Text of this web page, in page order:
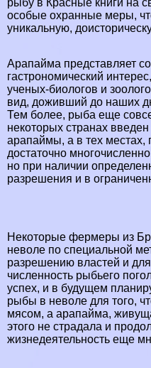
рыбу в Красные книги на
особые охранные меры,
уникальную,
Арапайма представляет
гастрономический
ученых-биологов и
вид, доживший до наших
Тем более, рыба еще
некоторых странах
арапаймы, а в тех местах,
достаточно
но при наличии
разрешения и в
Некоторые фермеры из
неволе по специальной
разрешению властей и
численность рыбьего
успех, и в будущем
рыбы в неволе для того,
мясом, а арапайма,
этого не страдала и
жизнедеятельность еще